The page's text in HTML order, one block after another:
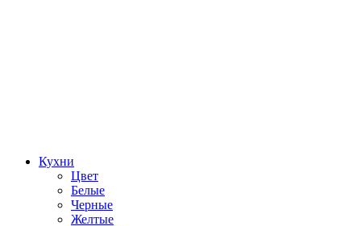
Кухни
Цвет
Белые
Черные
Желтые